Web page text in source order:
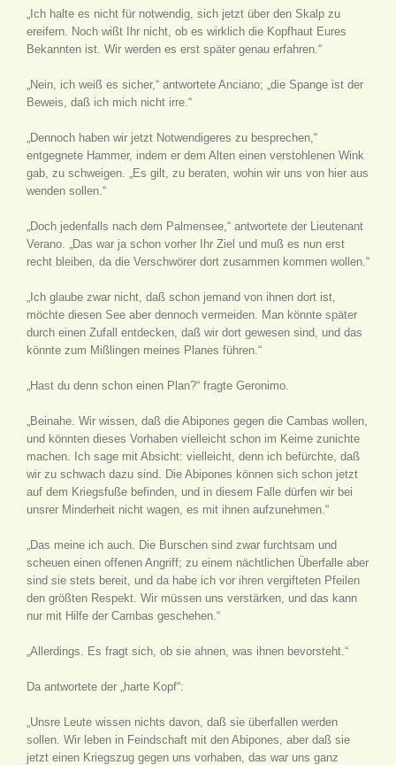
„Ich halte es nicht für notwendig, sich jetzt über den Skalp zu
ereifern. Noch wißt Ihr nicht, ob es wirklich die Kopfhaut Eures
Bekannten ist. Wir werden es erst später genau erfahren.“
„Nein, ich weiß es sicher,“ antwortete Anciano; „die Spange ist der
Beweis, daß ich mich nicht irre.“
„Dennoch haben wir jetzt Notwendigeres zu besprechen,“
entgegnete Hammer, indem er dem Alten einen verstohlenen Wink
gab, zu schweigen. „Es gilt, zu beraten, wohin wir uns von hier aus
wenden sollen.“
„Doch jedenfalls nach dem Palmensee,“ antwortete der Lieutenant
Verano. „Das war ja schon vorher Ihr Ziel und muß es nun erst
recht bleiben, da die Verschwörer dort zusammen kommen wollen.“
„Ich glaube zwar nicht, daß schon jemand von ihnen dort ist,
möchte diesen See aber dennoch vermeiden. Man könnte später
durch einen Zufall entdecken, daß wir dort gewesen sind, und das
könnte zum Mißlingen meines Planes führen.“
„Hast du denn schon einen Plan?“ fragte Geronimo.
„Beinahe. Wir wissen, daß die Abipones gegen die Cambas wollen,
und könnten dieses Vorhaben vielleicht schon im Keime zunichte
machen. Ich sage mit Absicht: vielleicht, denn ich befürchte, daß
wir zu schwach dazu sind. Die Abipones können sich schon jetzt
auf dem Kriegsfuße befinden, und in diesem Falle dürfen wir bei
unsrer Minderheit nicht wagen, es mit ihnen aufzunehmen.“
„Das meine ich auch. Die Burschen sind zwar furchtsam und
scheuen einen offenen Angriff; zu einem nächtlichen Überfalle aber
sind sie stets bereit, und da habe ich vor ihren vergifteten Pfeilen
den größten Respekt. Wir müssen uns verstärken, und das kann
nur mit Hilfe der Cambas geschehen.“
„Allerdings. Es fragt sich, ob sie ahnen, was ihnen bevorsteht.“
Da antwortete der „harte Kopf“:
„Unsre Leute wissen nichts davon, daß sie überfallen werden
sollen. Wir leben in Feindschaft mit den Abipones, aber daß sie
jetzt einen Kriegszug gegen uns vorhaben, das war uns ganz